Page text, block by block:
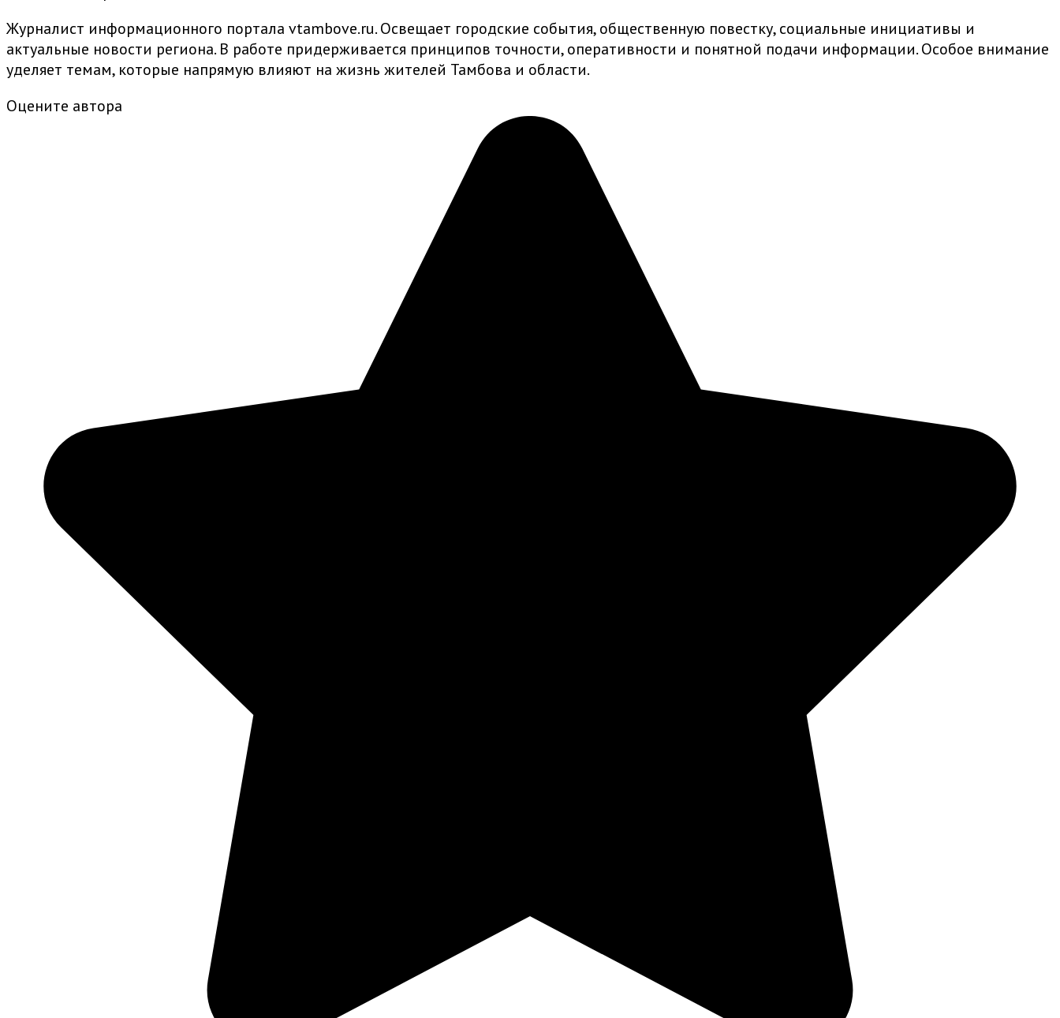
Журналист информационного портала vtambove.ru. Освещает городские события, общественную повестку, социальные инициативы и
актуальные новости региона. В работе придерживается принципов точности, оперативности и понятной подачи информации. Особое внимание
уделяет темам, которые напрямую влияют на жизнь жителей Тамбова и области.
Оцените автора